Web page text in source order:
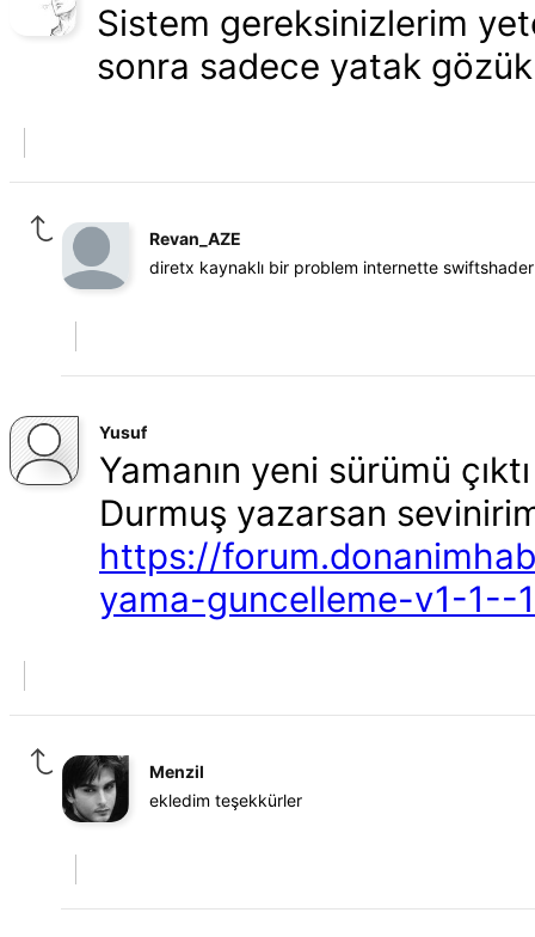
Sistem gereksinizlerim
sonra sadece yatak
Revan_AZE
diretx kaynaklı bir problem internette
Yusuf
Yamanın yeni sürümü
Durmuş yazarsan
https://
yama-guncelleme-v1-1--
Menzil
ekledim teşekkürler